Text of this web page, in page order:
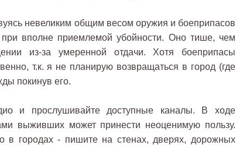
невеликим общим весом оружия и боеприпасов
вполне приемлемой убойности. Оно тише, чем
из-за умеренной отдачи. Хотя боеприпасы
т.к. я не планирую возвращаться в город (где
покинув его.
и прослушивайте доступные каналы. В ходе
выживших может принести неоценимую пользу.
в городах - пишите на стенах, дверях, дорожных